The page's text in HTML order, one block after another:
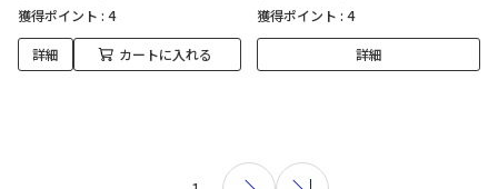
獲得ポイント : 4
詳細 カートに入れる
獲得ポイント : 4
詳細